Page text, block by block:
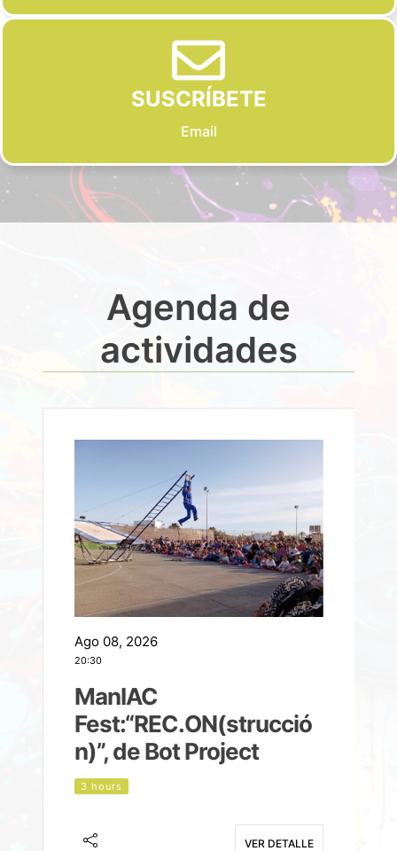
SUSCRÍBETE
Email
Agenda de
actividades
Ago 08, 2026
20:30
ManIAC
Fest:“REC.ON(strucció
n)”, de Bot Project
3 hours
VER DETALLE